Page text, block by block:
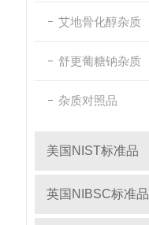
艾地骨化醇杂质
舒更葡糖钠杂质
杂质对照品
美国NIST标准品
英国NIBSC标准品